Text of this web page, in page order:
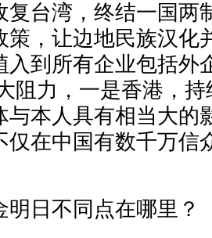
复台湾，终结一国两
策，让边地民族汉化
入到所有企业包括外
力，一是香港，持
与本人具有相当大的
仅在中国有数千万信
日不同点在哪里？